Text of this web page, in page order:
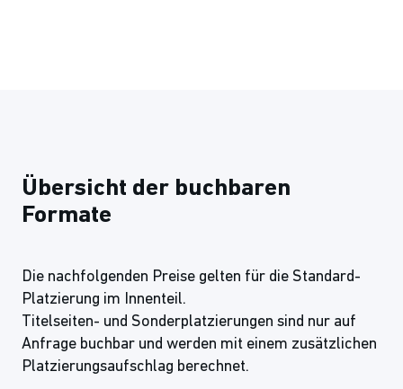
Übersicht der buchbaren
Formate
Die nachfolgenden Preise gelten für die Standard-
Platzierung im Innenteil.
Titelseiten- und Sonderplatzierungen sind nur auf
Anfrage buchbar und werden mit einem zusätzlichen
Platzierungsaufschlag berechnet.